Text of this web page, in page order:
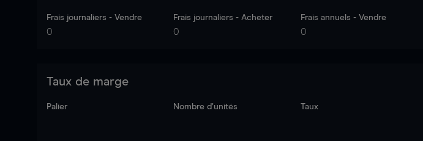
Frais journaliers - Vendre
0
Frais journaliers - Acheter
0
Frais annuels - Vendre
0
Taux de marge
Palier Nombre d’unités Taux